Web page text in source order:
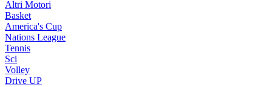
Altri Motori
Basket
America's Cup
Nations League
Tennis
Sci
Volley
Drive UP